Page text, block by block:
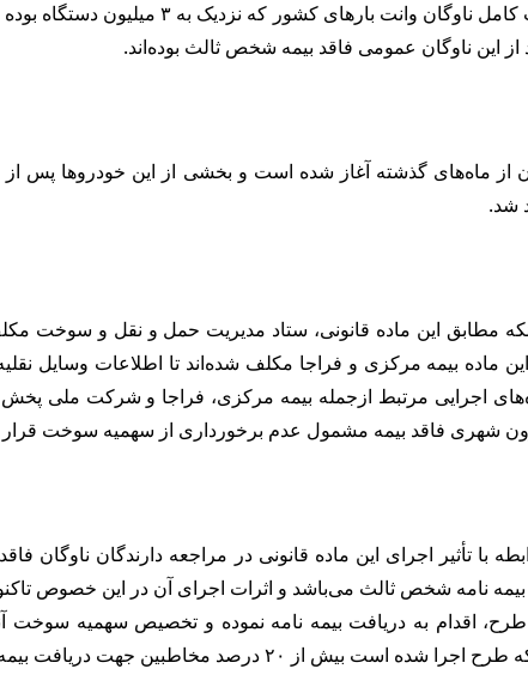
سهمیه سوخت قرار می‌گیرند و در همین
از ماه‌های گذشته آغاز شده است و بخشی از این خودروها پس از
شد.
با بیان اینکه مطابق این ماده قانونی، ستاد مدیریت حمل
ماده بیمه مرکزی و فراجا مکلف شده‌اند تا اطلاعات وسایل
مرتبط ازجمله بیمه مرکزی، فراجا و شرکت ملی پخش
شهری فاقد بیمه مشمول عدم برخورداری از سهمیه سوخت قرار
تأثیر اجرای این ماده قانونی در مراجعه دارندگان ناوگان
نامه شخص ثالث می‌باشد و اثرات اجرای آن در این خصوص
از اجرای این طرح، اقدام به دریافت بیمه نامه نموده و
اقدام نموده و مجدداً از سهمیه سوخت برخوردار شده‌اند.